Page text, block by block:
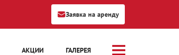
Заявка на аренду
АКЦИИ ГАЛЕРЕЯ